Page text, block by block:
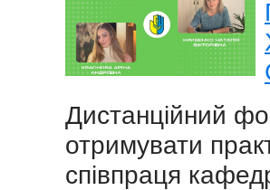
Дистанційний
отримувати
співпраця